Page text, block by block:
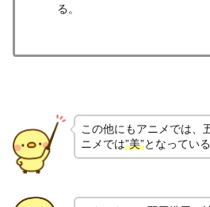
る。
この他にもアニメでは、
ニメでは”美”となっている